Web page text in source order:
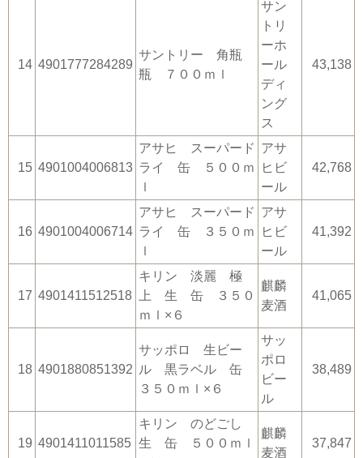
14 4901777284289
サントリー 角瓶
瓶 ７００ｍｌ
サン
トリ
ーホ
ール
ディ
ング
ス
43,138
15 4901004006813
アサヒ スーパード
ライ 缶 ５００ｍ
ｌ
アサ
ヒビ
ール
42,768
16 4901004006714
アサヒ スーパード
ライ 缶 ３５０ｍ
ｌ
アサ
ヒビ
ール
41,392
17 4901411512518
キリン 淡麗 極
上 生 缶 ３５０
ｍｌ×６
麒麟
麦酒
41,065
18 4901880851392
サッポロ 生ビー
ル 黒ラベル 缶
３５０ｍｌ×６
サッ
ポロ
ビー
ル
38,489
19 4901411011585
キリン のどごし
生 缶 ５００ｍｌ
麒麟
麦酒
37,847